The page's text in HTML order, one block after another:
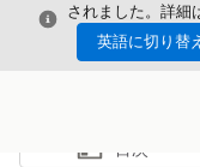
閉じる
されました。詳細
英語に切り替
目次を表示
目次